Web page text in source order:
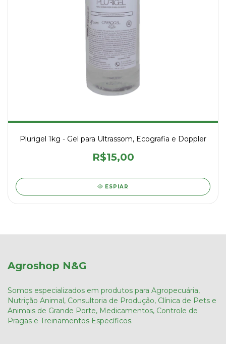
Plurigel 1kg - Gel para Ultrassom, Ecografia e Doppler
R$15,00
ESPIAR
Agroshop N&G
Somos especializados em produtos para Agropecuária,
Nutrição Animal, Consultoria de Produção, Clínica de Pets e
Animais de Grande Porte, Medicamentos, Controle de
Pragas e Treinamentos Específicos.